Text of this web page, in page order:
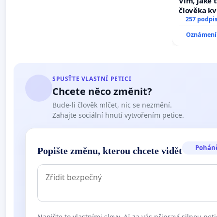
člověka
zaveďme
257
SPUSŤTE VLASTNÍ PETICI
Chcete něco změnit?
Bude-li člověk mlčet, nic se nezmění.
Zahajte sociální hnutí vytvořením petice.
Popište změnu, kterou chcete vidět